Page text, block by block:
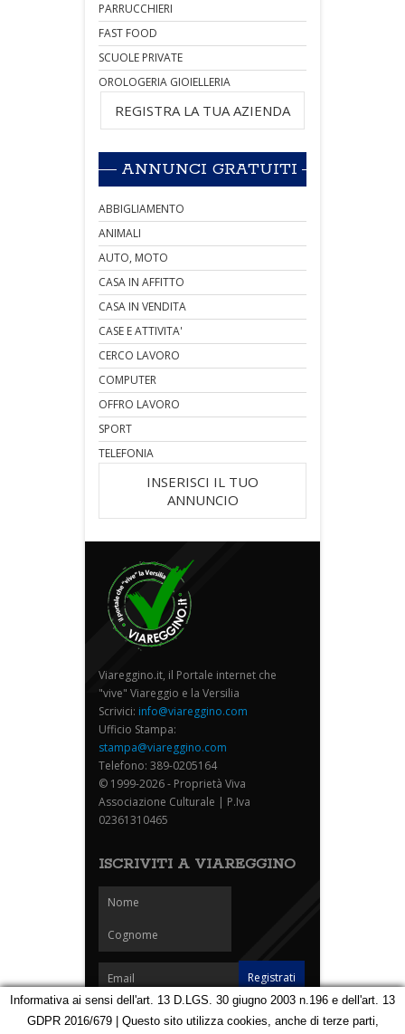
PARRUCCHIERI
FAST FOOD
SCUOLE PRIVATE
OROLOGERIA GIOIELLERIA
REGISTRA LA TUA AZIENDA
ANNUNCI GRATUITI
ABBIGLIAMENTO
ANIMALI
AUTO, MOTO
CASA IN AFFITTO
CASA IN VENDITA
CASE E ATTIVITA'
CERCO LAVORO
COMPUTER
OFFRO LAVORO
SPORT
TELEFONIA
INSERISCI IL TUO
ANNUNCIO
Viareggino.it, il Portale internet che
"vive" Viareggio e la Versilia
Scrivici: info@viareggino.com
Ufficio Stampa:
stampa@viareggino.com
Telefono: 389-0205164
© 1999-2026 - Proprietà Viva
Associazione Culturale | P.Iva
02361310465
ISCRIVITI A VIAREGGINO
Informativa ai sensi dell'art. 13 D.LGS. 30 giugno 2003 n.196 e dell'art. 13
GDPR 2016/679 | Questo sito utilizza cookies, anche di terze parti,